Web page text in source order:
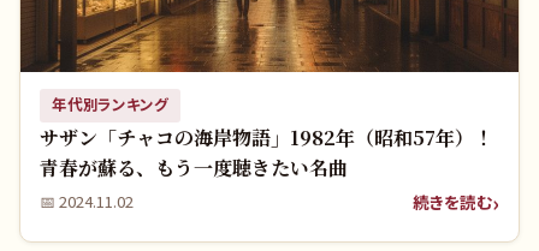
年代別ランキング
サザン「チャコの海岸物語」1982年（昭和57年）！
青春が蘇る、もう一度聴きたい名曲
📅 2024.11.02 続きを読む